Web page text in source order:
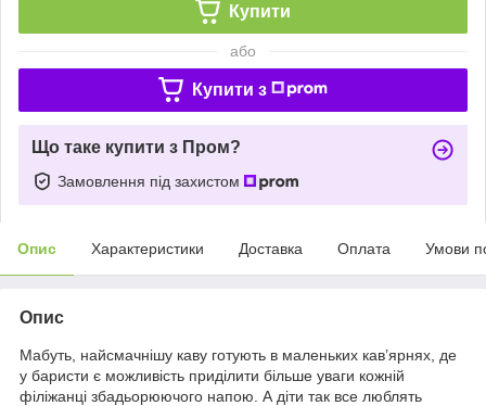
Купити
або
Купити з
Що таке купити з Пром?
Замовлення під захистом
Опис Характеристики Доставка Оплата Умови
Опис
Мабуть, найсмачнішу каву готують в маленьких кав’ярнях, де
у баристи є можливість приділити більше уваги кожній
філіжанці збадьорюючого напою. А діти так все люблять